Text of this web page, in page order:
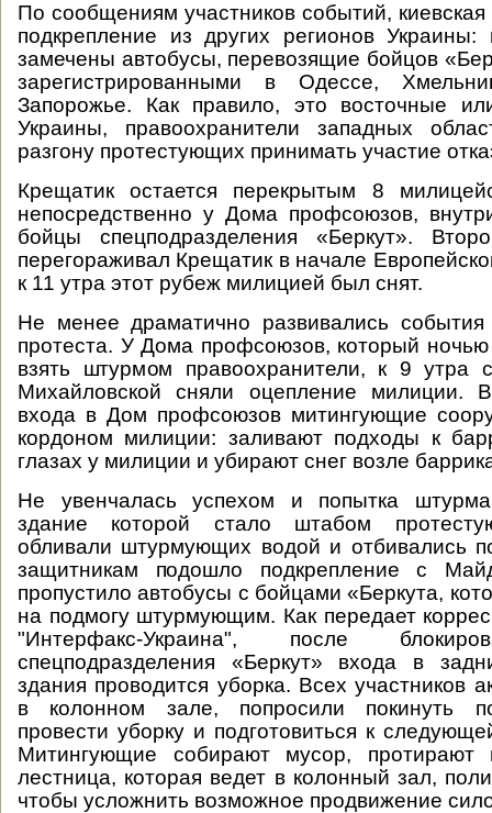
По сообщениям участников событий,
подкрепление из других регионов
замечены автобусы, перевозящие бойцов
зарегистрированными в Одессе,
Запорожье. Как правило, это восточные
Украины, правоохранители западных
разгону протестующих принимать участие
Крещатик остается перекрытым 8
непосредственно у Дома профсоюзов,
бойцы спецподразделения «Беркут».
перегораживал Крещатик в начале
к 11 утра этот рубеж милицией был снят.
Не менее драматично развивались события
протеста. У Дома профсоюзов, который
взять штурмом правоохранители, к 9 утра
Михайловской сняли оцепление милиции.
входа в Дом профсоюзов митингующие
кордоном милиции: заливают подходы к
глазах у милиции и убирают снег возле
Не увенчалась успехом и попытка
здание которой стало штабом
обливали штурмующих водой и отбивались
защитникам подошло подкрепление с
пропустило автобусы с бойцами «Беркута,
на подмогу штурмующим. Как передает
"Интерфакс-Украина", после
спецподразделения «Беркут» входа в
здания проводится уборка. Всех участников
в колонном зале, попросили покинуть
провести уборку и подготовиться к
Митингующие собирают мусор,
лестница, которая ведет в колонный зал,
чтобы усложнить возможное продвижение